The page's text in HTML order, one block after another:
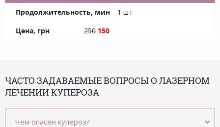
1 шт
250 150
ЧАСТО ЗАДАВАЕМЫЕ ВОПРОСЫ О ЛАЗЕРНОМ
ЛЕЧЕНИИ КУПЕРОЗА
Чем опасен купероз?